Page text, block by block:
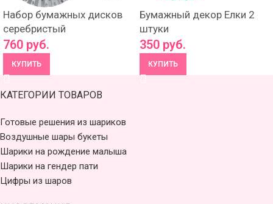
Набор бумажных дисков
серебристый
760 руб.
КУПИТЬ
Бумажный декор Елки 2
штуки
350 руб.
КУПИТЬ
КАТЕГОРИИ ТОВАРОВ
Готовые решения из шариков
Воздушные шары букеты
Шарики на рождение малыша
Шарики на гендер пати
Цифры из шаров